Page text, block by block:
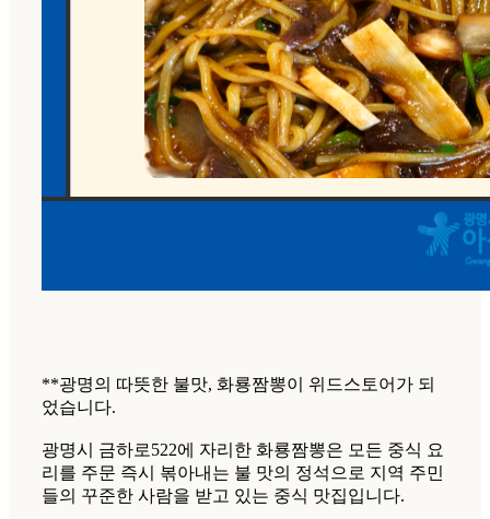
**광명의 따뜻한 불맛, 화룡짬뽕이 위드스토어가 되
었습니다.
광명시 금하로522에 자리한 화룡짬뽕은 모든 중식 요
리를 주문 즉시 볶아내는 불 맛의 정석으로 지역 주민
들의 꾸준한 사람을 받고 있는 중식 맛집입니다.